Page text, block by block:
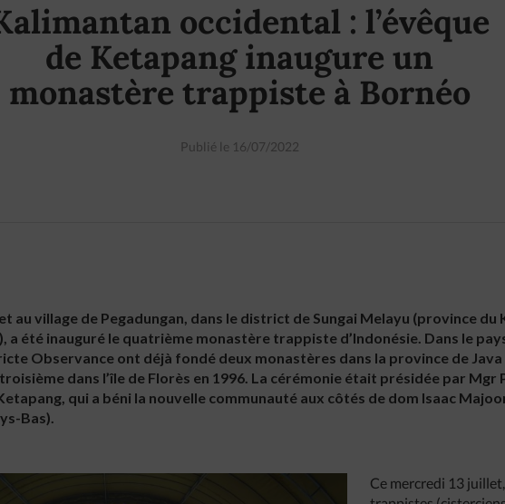
occidental : l’évêque
de Ketapang inaugure un
monastère trappiste à Bornéo
Publié le 16/07/2022
au village de Pegadungan, dans le district de Sungai Melayu (province du
a été inauguré le quatrième monastère trappiste d’Indonésie. Dans le
Observance ont déjà fondé deux monastères dans la province de
dans l’île de Florès en 1996. La cérémonie était présidée par Mgr
qui a béni la nouvelle communauté aux côtés de dom Isaac
Bas).
Ce mercredi 13